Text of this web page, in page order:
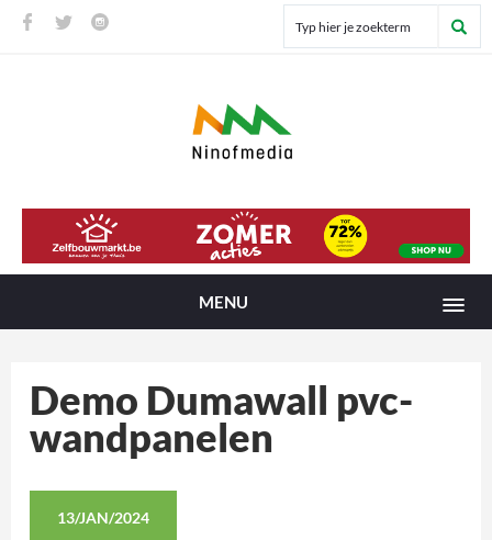
MENU
Demo Dumawall pvc-
wandpanelen
13/JAN/2024